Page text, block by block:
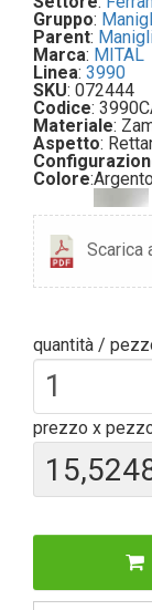
Gruppo:
Parent:
Marca: MITAL
Linea: 3990
SKU: 072444
Codice:
Materiale:
Aspetto:
Colore:Argento
Scarica
quantità /
prezzo x